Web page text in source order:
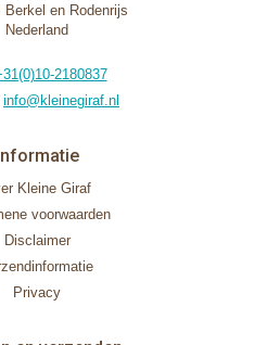
Berkel en Rodenrijs
Nederland
2180837
info@kleinegiraf.nl
Kleine Giraf
voorwaarden
Disclaimer
Privacy